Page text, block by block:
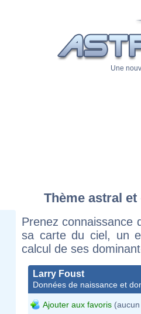
Une
Thème astral
Prenez connaissance
sa carte du ciel, un
calcul de ses
Larry Foust
Données de naissance et
Ajouter aux favoris